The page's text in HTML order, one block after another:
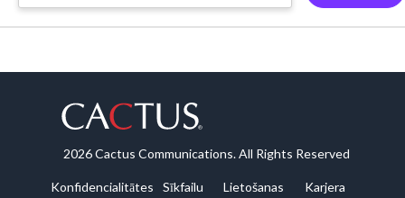
2026 Cactus Communications. All Rights Reserved
Konfidencialitātes
Sīkfailu
Lietošanas
Karjera